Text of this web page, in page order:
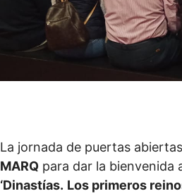
La jornada de puertas
MARQ para dar la bienvenida
‘Dinastías. Los primeros